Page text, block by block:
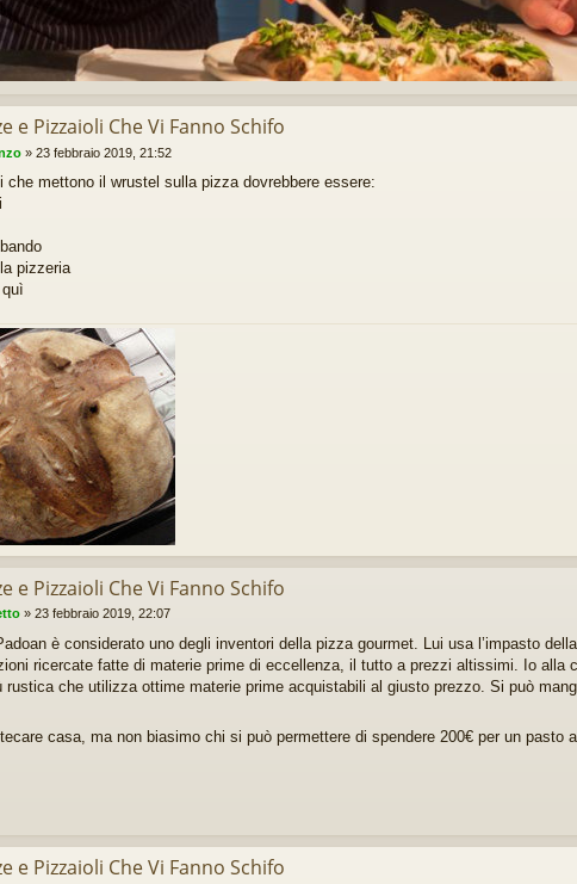
e Pizzaioli Che Vi Fanno Schifo
» 23 febbraio 2019, 21:52
che mettono il wrustel sulla pizza dovrebbere essere:
pizzeria
e Pizzaioli Che Vi Fanno Schifo
» 23 febbraio 2019, 22:07
è considerato uno degli inventori della pizza gourmet. Lui usa l’impasto
ricercate fatte di materie prime di eccellenza, il tutto a prezzi altissimi. Io alla
rustica che utilizza ottime materie prime acquistabili al giusto prezzo. Si può
casa, ma non biasimo chi si può permettere di spendere 200€ per un pasto
e Pizzaioli Che Vi Fanno Schifo